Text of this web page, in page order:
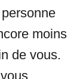
moins
de vous.